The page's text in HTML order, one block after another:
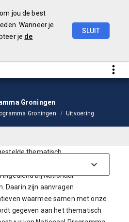
jou de best
Wanneer je
je de
SLUIT
Groningen
Groningen Uitvoering
thematisch
wij in 2024 vier
bij Nationaal
Daarin zijn aanvragen
waarmee samen met onze
gegeven aan het thematisch